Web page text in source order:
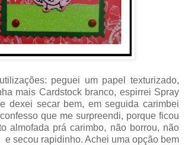
peguei um papel texturizado,
mais Cardstock branco, espirrei Spray
dexei secar bem, em seguida carimbei
que me surpreendi, porque ficou
almofada prá carimbo, não borrou, não
e secou rapidinho. Achei uma opção bem